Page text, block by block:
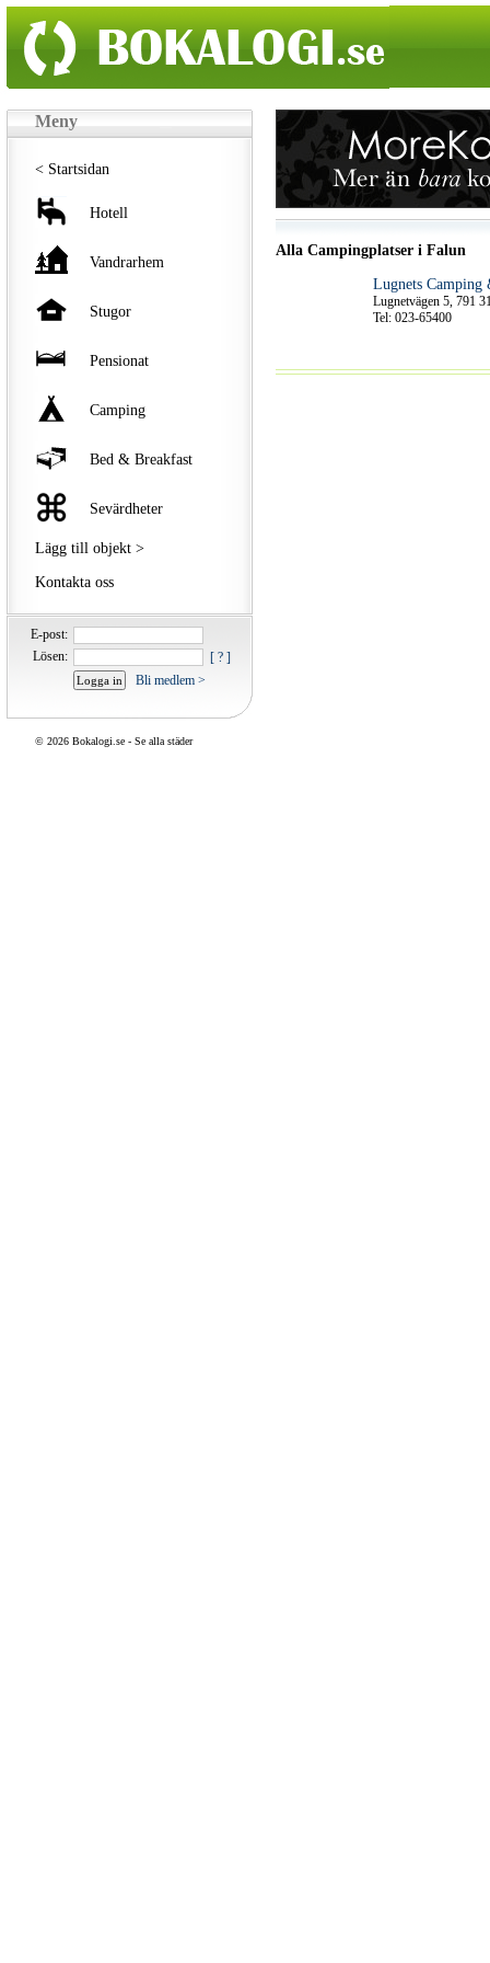
Meny
< Startsidan
Hotell
Vandrarhem
Stugor
Pensionat
Camping
Bed & Breakfast
Sevärdheter
Lägg till objekt >
Kontakta oss
E-post:
Lösen:
[ ? ]
Bli medlem >
© 2026 Bokalogi.se - Se alla städer
Alla Campingplatser i Falun
Lugnets
Lugnetvägen 5, 791
Tel: 023-65400